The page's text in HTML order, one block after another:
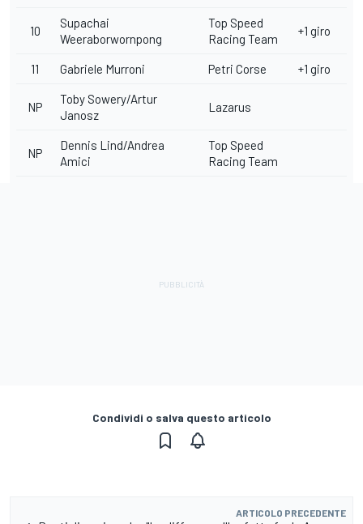
10
Supachai
Weeraborwornpong
Top Speed
Racing Team
+1 giro
11 Gabriele Murroni Petri Corse +1 giro
NP
Toby Sowery/Artur
Janosz
Lazarus
NP
Dennis Lind/Andrea
Amici
Top Speed
Racing Team
Condividi o salva questo articolo
ARTICOLO PRECEDENTE